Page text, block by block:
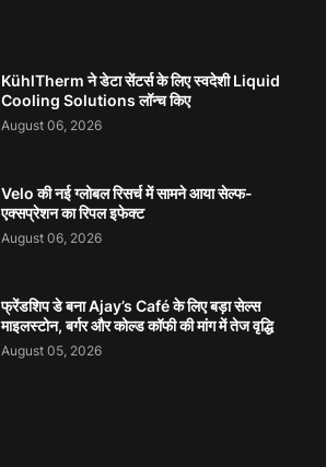
KühlTherm ने डेटा सेंटर्स के लिए स्वदेशी Liquid
Cooling Solutions लॉन्च किए
August 06, 2026
Velo की नई ग्लोबल रिसर्च में सामने आया सेल्फ-
एक्सप्रेशन का रिपल इफेक्ट
August 06, 2026
फ्रेंडशिप डे बना Ajay’s Café के लिए बड़ा सेल्स
माइलस्टोन, बर्गर और कोल्ड कॉफी की मांग में तेज वृद्धि
August 05, 2026